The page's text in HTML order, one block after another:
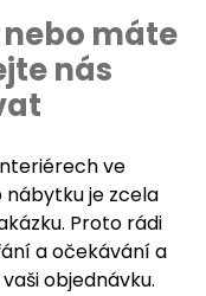
máte
nás
ve
nábytku je zcela
Proto rádi
a očekávání a
objednávku.